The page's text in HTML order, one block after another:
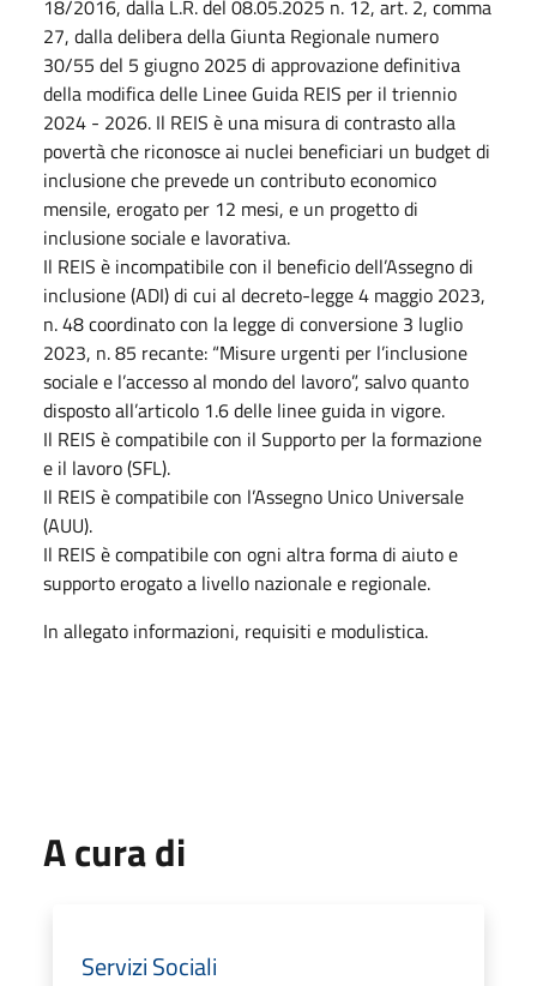
18/2016, dalla L.R. del 08.05.2025 n. 12, art. 2, comma
27, dalla delibera della Giunta Regionale numero
30/55 del 5 giugno 2025 di approvazione definitiva
della modifica delle Linee Guida REIS per il triennio
2024 - 2026. Il REIS è una misura di contrasto alla
povertà che riconosce ai nuclei beneficiari un budget di
inclusione che prevede un contributo economico
mensile, erogato per 12 mesi, e un progetto di
inclusione sociale e lavorativa.
Il REIS è incompatibile con il beneficio dell’Assegno di
inclusione (ADI) di cui al decreto-legge 4 maggio 2023,
n. 48 coordinato con la legge di conversione 3 luglio
2023, n. 85 recante: “Misure urgenti per l’inclusione
sociale e l’accesso al mondo del lavoro”, salvo quanto
disposto all’articolo 1.6 delle linee guida in vigore.
Il REIS è compatibile con il Supporto per la formazione
e il lavoro (SFL).
Il REIS è compatibile con l’Assegno Unico Universale
(AUU).
Il REIS è compatibile con ogni altra forma di aiuto e
supporto erogato a livello nazionale e regionale.
In allegato informazioni, requisiti e modulistica.
A cura di
Servizi Sociali